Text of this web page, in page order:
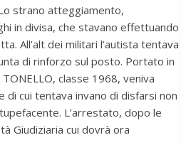
strano atteggiamento,
in divisa, che stavano effettuando
All’alt dei militari l’autista tentava
di rinforzo sul posto. Portato in
classe 1968, veniva
cui tentava invano di disfarsi non
L’arrestato, dopo le
Giudiziaria cui dovrà ora